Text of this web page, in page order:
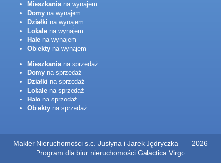
Mieszkaniana wynajem
Domy na wynajem
Działki na wynajem
Lokale na wynajem
Hale na wynajem
Obiekty na wynajem
Mieszkaniana sprzedaż
Domy na sprzedaż
Działki na sprzedaż
Lokale na sprzedaż
Hale na sprzedaż
Obiekty na sprzedaż
Makler Nieruchomości s.c. Justyna i Jarek Jędryczka
2026
Program dla biur nieruchomości Galactica Virgo